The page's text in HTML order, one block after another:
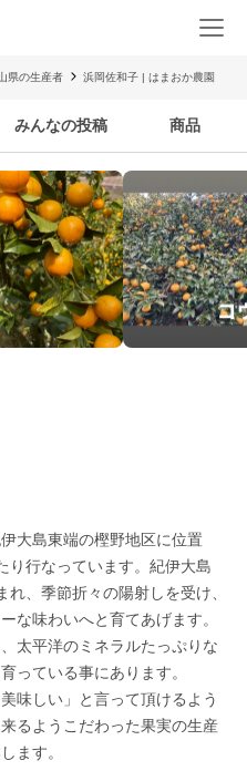
県の生産者 浜岡佐和子 | はまおか農園
みんなの投稿 商品
大島東端の樫野地区に位置
り行なっています。紀伊大島
、季節折々の陽射しを受け、
な味わいへと育てあげます。
太平洋のミネラルたっぷりな
っている事にあります。
味しい」と言って頂けるよう
るようこだわった果実の生産
ます。